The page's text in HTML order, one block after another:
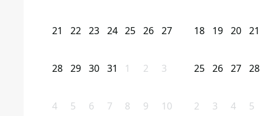
21 22 23 24 25 26 27
28 29 30 31 1 2 3
4 5 6 7 8 9 10
18 19 20 21
25 26 27 28
2 3 4 5